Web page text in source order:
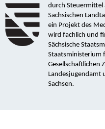
durch Steuermittel
Sächsischen
ein Projekt des
wird fachlich und
Sächsische
Staatsministerium
Gesellschaftlichen
Landesjugendamt
Sachsen.